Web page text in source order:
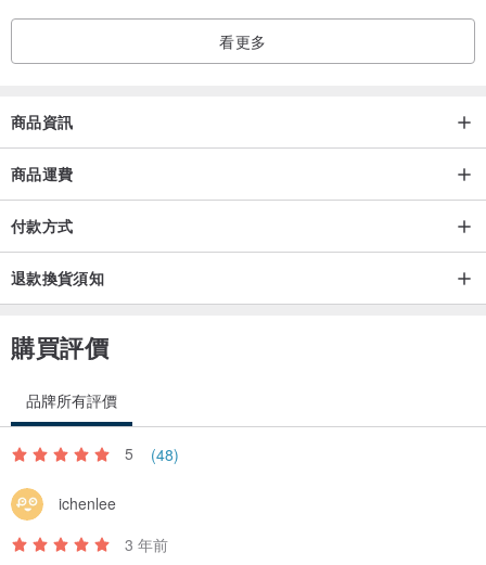
看更多
商品資訊
商品運費
付款方式
退款換貨須知
購買評價
品牌所有評價
5 (48)
ichenlee
3 年前